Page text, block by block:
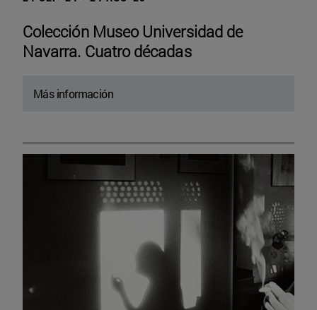
Colección Museo Universidad de
Navarra. Cuatro décadas
Más información